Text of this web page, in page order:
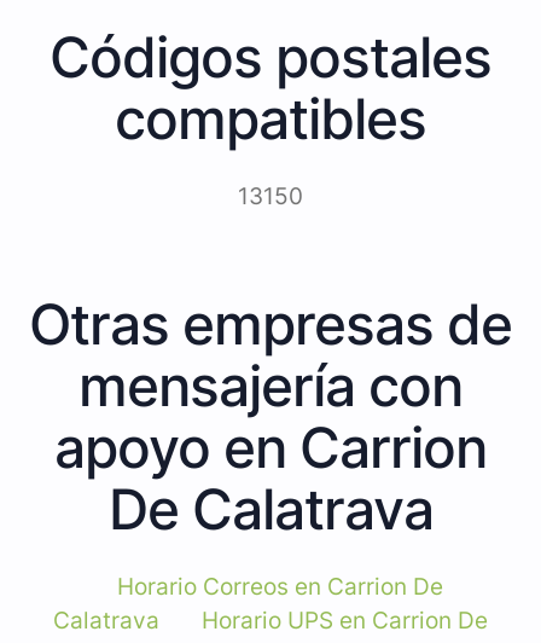
Códigos postales
compatibles
13150
Otras empresas de
mensajería con
apoyo en Carrion
De Calatrava
Horario Correos en Carrion De
Calatrava
Horario UPS en Carrion De